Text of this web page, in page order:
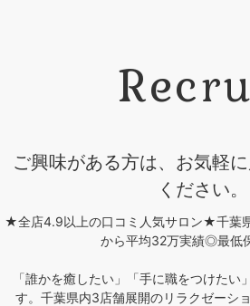
ご興味がある方は、お気軽
ください。
★全店4.9以上の口コミ人気サロン★千葉
から平均32万実績◎最低
「誰かを癒したい」「手に職をつけたい
す。千葉県内3店舗展開のリラクゼーシ